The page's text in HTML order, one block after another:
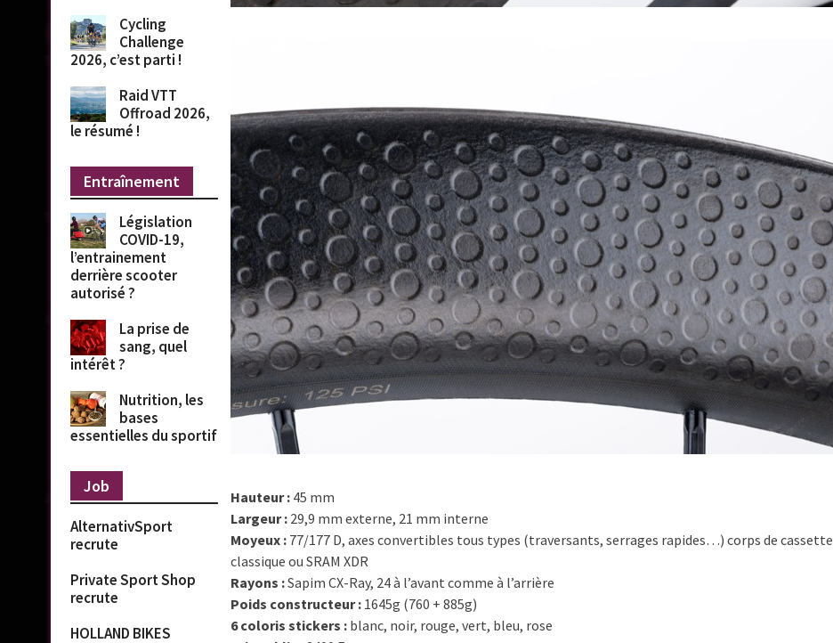
Hauteur : 45 mm
Largeur : 29,9 mm externe, 21 mm interne
Moyeux : 77/177 D, axes convertibles tous types (traversants, serrages rapides…) corps de cassette
classique ou SRAM XDR
Rayons :Sapim CX-Ray, 24 à l’avant comme à l’arrière
Poids constructeur : 1645g (760 + 885g)
6 coloris stickers : blanc, noir, rouge, vert, bleu, rose
Cycling
Challenge
2026, c’est parti !
Raid VTT
Offroad 2026,
le résumé !
Entraînement
Législation
COVID-19,
l’entrainement
derrière scooter
autorisé ?
La prise de
sang, quel
intérêt ?
Nutrition, les
bases
essentielles du sportif
Job
AlternativSport
recrute
Private Sport Shop
recrute
HOLLAND BIKES